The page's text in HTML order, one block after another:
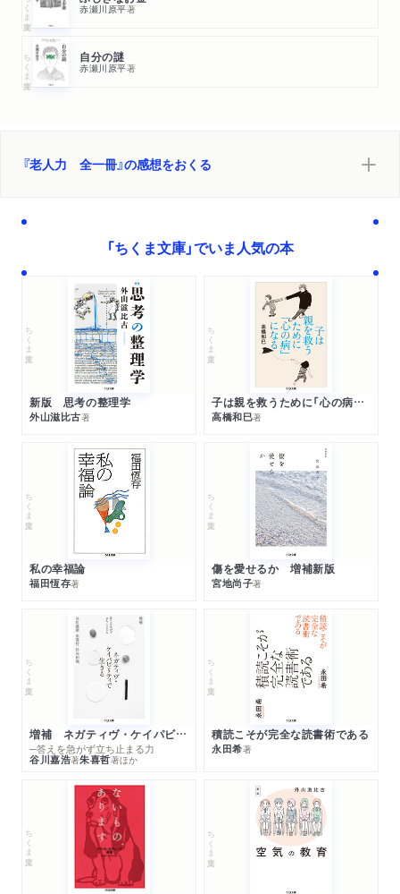
赤瀬川原平著
ちくま文庫 自分の謎
赤瀬川原平著
『老人力 全一冊』の感想をおくる
「ちくま文庫」でいま人気の本
ちくま文庫
新版 思考の整理学
外山滋比古著
ちくま文庫
子は親を救うために「心の病」になる
高橋和巳著
ちくま文庫
私の幸福論
福田恆存著
ちくま文庫
傷を愛せるか 増補新版
宮地尚子著
ちくま文庫
増補 ネガティヴ・ケイパビリティで生きる
─答えを急がず立ち止まる力
谷川嘉浩著朱喜哲著ほか
ちくま文庫
積読こそが完全な読書術である
永田希著
ちくま文庫 ちくま文庫